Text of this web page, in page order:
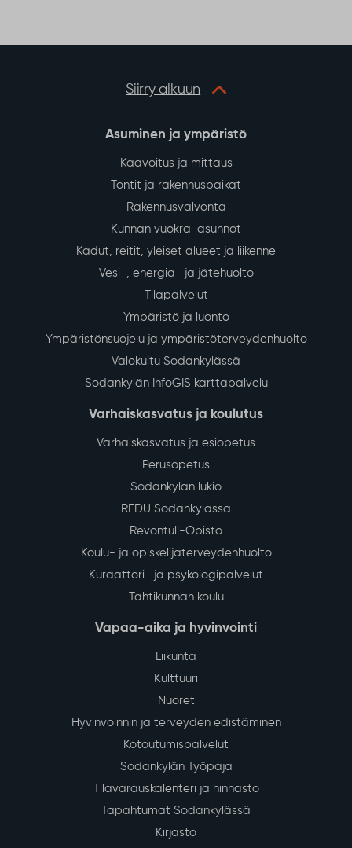
Siirry alkuun
Asuminen ja ympäristö
Kaavoitus ja mittaus
Tontit ja rakennuspaikat
Rakennusvalvonta
Kunnan vuokra-asunnot
Kadut, reitit, yleiset alueet ja liikenne
Vesi-, energia- ja jätehuolto
Tilapalvelut
Ympäristö ja luonto
Ympäristönsuojelu ja ympäristöterveydenhuolto
Valokuitu Sodankylässä
Sodankylän InfoGIS karttapalvelu
Varhaiskasvatus ja koulutus
Varhaiskasvatus ja esiopetus
Perusopetus
Sodankylän lukio
REDU Sodankylässä
Revontuli-Opisto
Koulu- ja opiskelijaterveydenhuolto
Kuraattori- ja psykologipalvelut
Tähtikunnan koulu
Vapaa-aika ja hyvinvointi
Liikunta
Kulttuuri
Nuoret
Hyvinvoinnin ja terveyden edistäminen
Kotoutumispalvelut
Sodankylän Työpaja
Tilavarauskalenteri ja hinnasto
Tapahtumat Sodankylässä
Kirjasto